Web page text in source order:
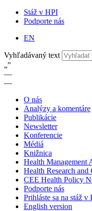
Stáž v HPI
Podporte nás
EN
Vyhľadávaný text
„”
—
—
O nás
Analýzy a komentáre
Publikácie
Newsletter
Konferencie
Médiá
Knižnica
Health Management
Health Research and
CEE Health Policy
Podporte nás
Prihláste sa na stáž v
English version